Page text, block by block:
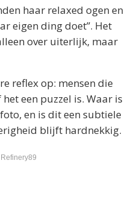
haar relaxed ogen en
eigen ding doet”. Het
over uiterlijk, maar
reflex op: mensen die
een puzzel is. Waar is
en is dit een subtiele
blijft hardnekkig.